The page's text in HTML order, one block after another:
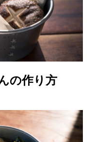
の作り方